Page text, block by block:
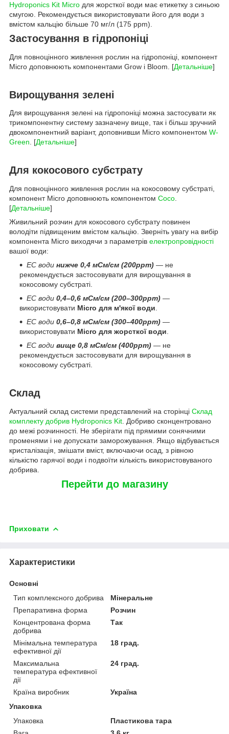
Hydroponics Kit Micro для жорсткої води має етикетку з синьою
смугою. Рекомендується використовувати його для води з
вмістом кальцію більше 70 мг/л (175 ppm).
Застосування в гідропоніці
Для повноцінного живлення рослин на гідропоніці, компонент
Micro доповнюють компонентами Grow і Bloom. [Детальніше]
Вирощування зелені
Для вирощування зелені на гідропоніці можна застосувати як
трикомпонентну систему зазначену вище, так і більш зручний
двокомпонентний варіант, доповнивши Micro компонентом W-
Green. [Детальніше]
Для кокосового субстрату
Для повноцінного живлення рослин на кокосовому субстраті,
компонент Micro доповнюють компонентом Coco
[Детальніше]
Живильний розчин для кокосового субстрату повинен
володіти підвищеним вмістом кальцію. Зверніть увагу на вибір
компонента Micro виходячи з параметрів електропровідності
вашої води:
EC води нижче 0,4 мСм/см (200ppm) — не
рекомендується застосовувати для вирощування в
кокосовому субстраті.
EC води 0,4–0,6 мСм/см (200–300ppm) —
використовувати Micro для м'якої води
EC води 0,6–0,8 мСм/см (300–400ppm) —
використовувати Micro для жорсткої води
EC води вище 0,8 мСм/см (400ppm) — не
рекомендується застосовувати для вирощування в
кокосовому субстраті.
Склад
Актуальний склад системи представлений на сторінці Склад
комплекту добрив Hydroponics Kit . Добриво сконцентровано
до межі розчинності. Не зберігати під прямими сонячними
променями і не допускати заморожування. Якщо відбувається
кристалізація, змішати вміст, включаючи осад, з рівною
кількістю гарячої води і подвоїти кількість використовуваного
добрива.
Перейти до магазину
Приховати
Характеристики
Основні
Тип комплексного добрива
Мінеральне
Препаративна форма
Розчин
Концентрована форма
добрива
Так
Мінімальна температура
ефективної дії
18 град.
Максимальна
температура ефективної
дії
24 град.
Країна виробник
Україна
Упаковка
Упаковка
Пластикова тара